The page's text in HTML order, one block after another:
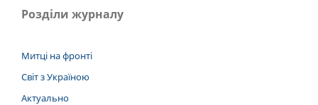
Розділи журналу
Митці на фронті
Світ з Україною
Актуально